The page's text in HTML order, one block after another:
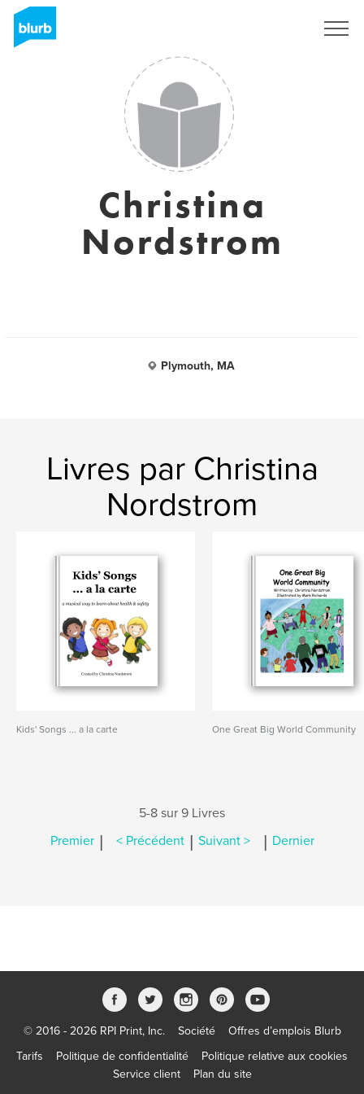
Christina
Nordstrom
Plymouth, MA
Livres par Christina
Nordstrom
Kids' Songs ... a la carte One Great Big World Community
5-8 sur 9 Livres
Premier | < Précédent | Suivant > | Dernier
© 2016 - 2026 RPI Print, Inc. Société
Offres d’emplois Blurb
Tarifs
Politique de confidentialité
Politique relative aux cookies
Service client
Plan du site